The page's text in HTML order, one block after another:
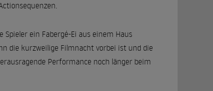
ein Fabergé-Ei aus einem Haus
die kurzweilige Filmnacht vorbei ist und die
Performance noch länger beim